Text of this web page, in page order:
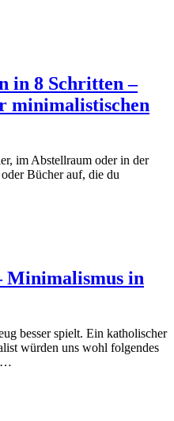
in 8 Schritten –
minimalistischen
im Abstellraum oder in der
Bücher auf, die du
Minimalismus in
besser spielt. Ein katholischer
würden uns wohl folgendes